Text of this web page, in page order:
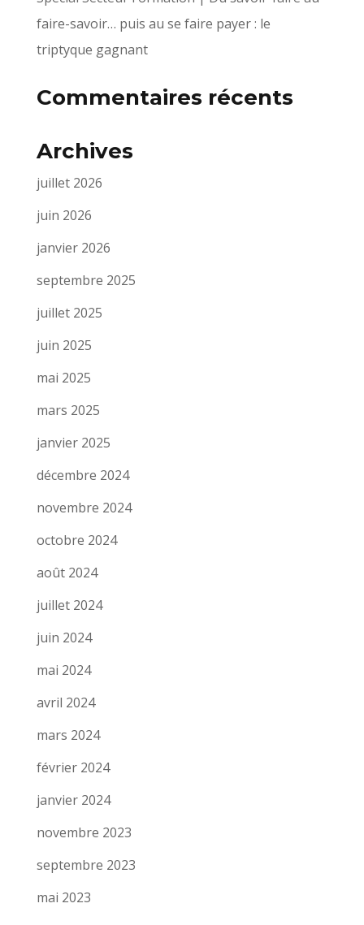
faire-savoir… puis au se faire payer : le
triptyque gagnant
Commentaires récents
Archives
juillet 2026
juin 2026
janvier 2026
septembre 2025
juillet 2025
juin 2025
mai 2025
mars 2025
janvier 2025
décembre 2024
novembre 2024
octobre 2024
août 2024
juillet 2024
juin 2024
mai 2024
avril 2024
mars 2024
février 2024
janvier 2024
novembre 2023
septembre 2023
mai 2023